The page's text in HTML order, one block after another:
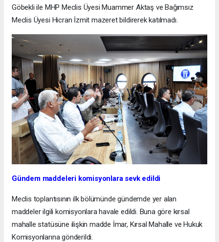
Göbekli ile MHP Meclis Üyesi Muammer Aktaş ve Bağımsız
Meclis Üyesi Hicran İzmit mazeret bildirerek katılmadı.
Gündem maddeleri komisyonlara sevk edildi
Meclis toplantısının ilk bölümünde gündemde yer alan
maddeler ilgili komisyonlara havale edildi. Buna göre kırsal
mahalle statüsüne ilişkin madde İmar, Kırsal Mahalle ve Hukuk
Komisyonlarına gönderildi.